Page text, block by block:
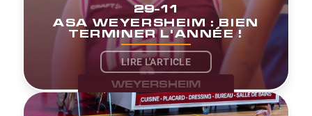
29-11
ASA WEYERSHEIM : BIEN
TERMINER L'ANNÉE !
LIRE L'ARTICLE
WEYERSHEIM